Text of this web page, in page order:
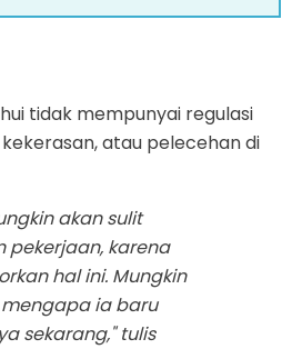
tidak mempunyai regulasi
atau pelecehan di
akan sulit
pekerjaan, karena
hal ini. Mungkin
ia baru
sekarang," tulis